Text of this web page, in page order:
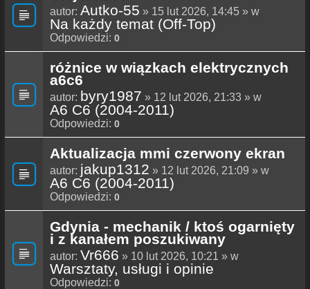
autor: Autko-55 » 15 lut 2026, 14:45 » w
Na każdy temat (Off-Top)
Odpowiedzi: 0
różnice w wiązkach elektrycznych
a6c6
autor: byry1987 » 12 lut 2026, 21:33 » w
A6 C6 (2004-2011)
Odpowiedzi: 0
Aktualizacja mmi czerwony ekran
autor: jakup1312 » 12 lut 2026, 21:09 » w
A6 C6 (2004-2011)
Odpowiedzi: 0
Gdynia - mechanik / ktoś ogarnięty
i z kanałem poszukiwany
autor: Vr666 » 10 lut 2026, 10:21 » w
Warsztaty, usługi i opinie
Odpowiedzi: 0